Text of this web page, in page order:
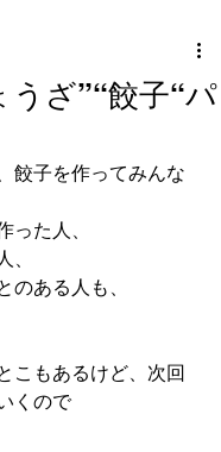
うざ”“餃子“パ
餃子を作ってみんな
った人、
、
のある人も、
こもあるけど、次回
くので